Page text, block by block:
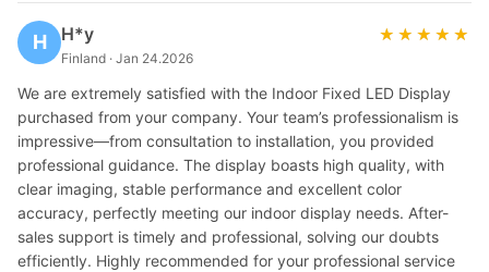
H H*y
Finland · Jan 24.2026
★★★★★
★★★★★
We are extremely satisfied with the Indoor Fixed LED Display
purchased from your company. Your team’s professionalism is
impressive—from consultation to installation, you provided
professional guidance. The display boasts high quality, with
clear imaging, stable performance and excellent color
accuracy, perfectly meeting our indoor display needs. After-
sales support is timely and professional, solving our doubts
efficiently. Highly recommended for your professional service